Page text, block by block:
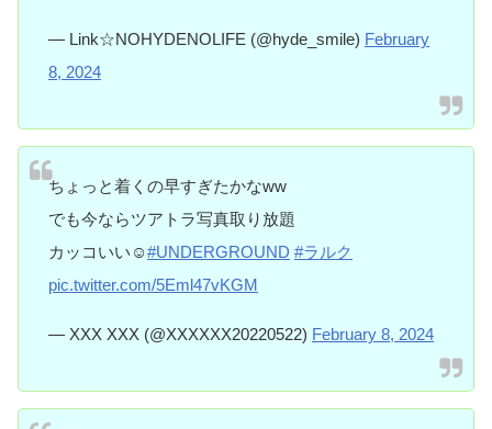
— Link☆NOHYDENOLIFE (@hyde_smile) February
8, 2024
ちょっと着くの早すぎたかなww
でも今ならツアトラ写真取り放題
カッコいい☺️#UNDERGROUND #ラルク
pic.twitter.com/5Eml47vKGM
— XXX XXX (@XXXXXX20220522) February 8, 2024